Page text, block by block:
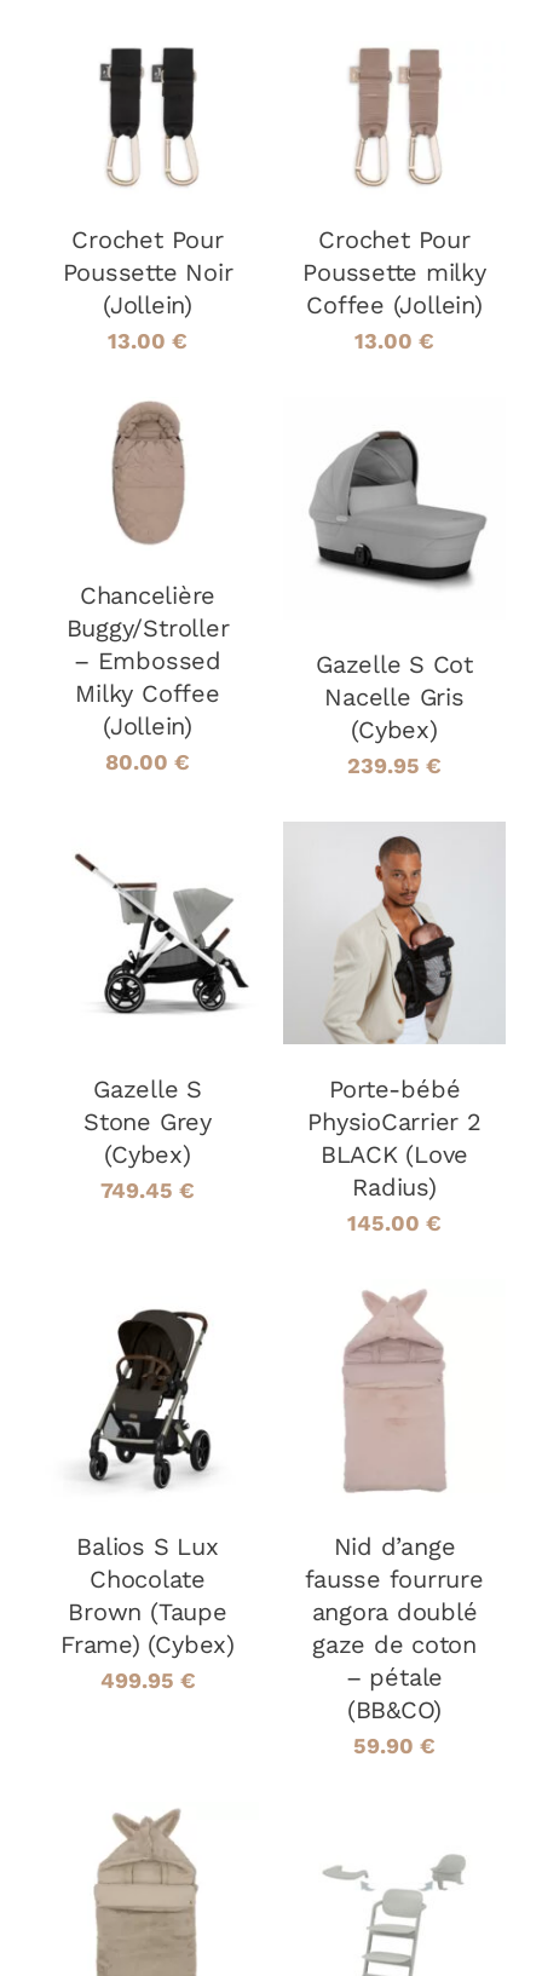
AJOUTER AU
PANIER
DÉTAILS
Crochet Pour
Poussette Noir
(Jollein)
13.00 €
AJOUTER AU
PANIER
/
DÉTAILS
Crochet Pour
Poussette milky
Coffee (Jollein)
13.00 €
AJOUTER AU
DÉTAILS
Chancelière
Buggy/Stroller
– Embossed
Milky Coffee
(Jollein)
80.00 €
AJOUTER AU
PANIER
DÉTAILS
Gazelle S Cot
Nacelle Gris
(Cybex)
239.95 €
AJOUTER AU
PANIER
/
DÉTAILS
Gazelle S
Stone Grey
(Cybex)
749.45 €
AJOUTER AU
PANIER
/
DÉTAILS
Porte-bébé
PhysioCarrier 2
BLACK (Love
Radius)
145.00 €
AJOUTER AU
PANIER
/
DÉTAILS
Balios S Lux
Chocolate
Brown (Taupe
Frame) (Cybex)
499.95 €
AJOUTER AU
Nid d’ange
fausse fourrure
angora doublé
gaze de coton
– pétale
(BB&CO)
59.90 €
AJOUTER AU
PANIER
/
AJOUTER AU
PANIER
DÉTAILS